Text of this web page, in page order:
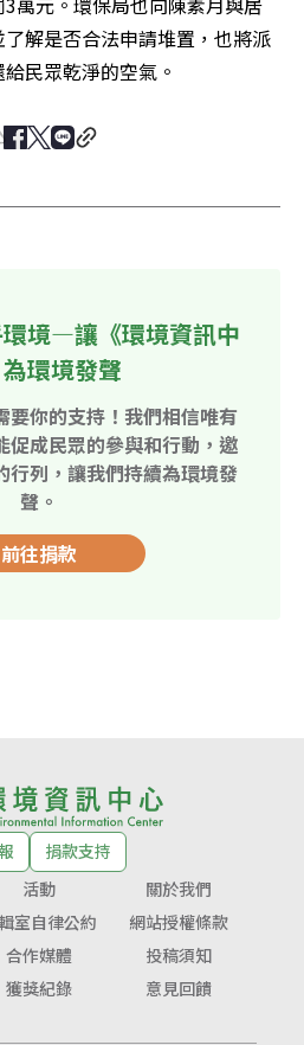
解是否合法申請堆置，也將派
民眾乾淨的空氣。
境—讓《環境資訊中
環境發聲
要你的支持！我們相信唯有
促成民眾的參與和行動，邀
行列，讓我們持續為環境發
聲。
前往捐款
捐款支持
活動
關於我們
室自律公約
網站授權條款
合作媒體
投稿須知
獲獎紀錄 意見回饋